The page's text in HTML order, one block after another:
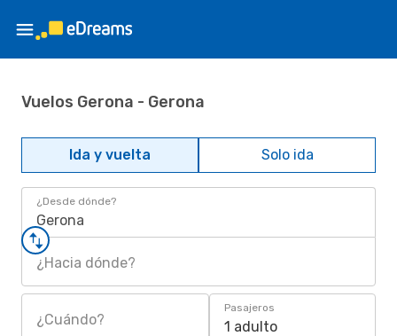
Vuelos Gerona - Gerona
Ida y vuelta Solo ida
¿Desde dónde?
Gerona
¿Hacia dónde?
¿Cuándo?
Pasajeros
1 adulto